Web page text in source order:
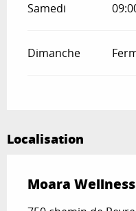
Samedi
Dimanche
Localisation
Moara Wellness